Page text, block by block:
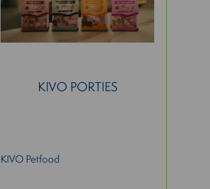
KIVO PORTIES
KIVO Petfood